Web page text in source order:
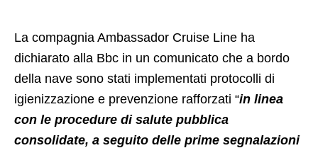
La compagnia Ambassador Cruise Line ha
dichiarato alla Bbc in un comunicato che a bordo
della nave sono stati implementati protocolli di
igienizzazione e prevenzione rafforzati “in linea
con le procedure di salute pubblica
consolidate, a seguito delle prime segnalazioni